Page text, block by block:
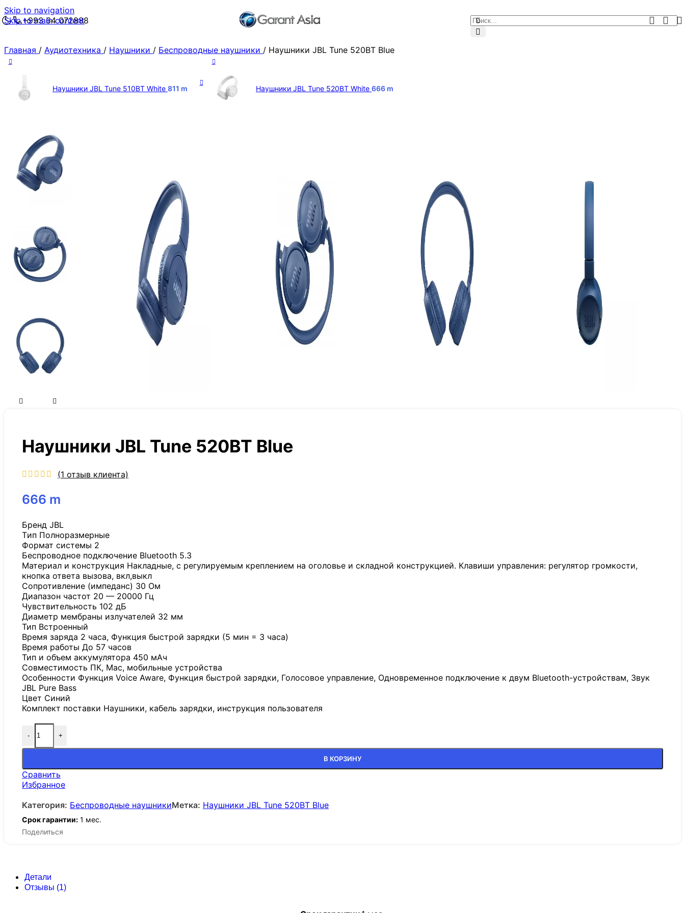
Skip to navigation
Skip to main content
+993 64 072888
Главная / Аудиотехника / Наушники / Беспроводные наушники / Наушники JBL Tune 520BT Blue
Наушники JBL Tune 510BT White 811 m Наушники JBL Tune 520BT White 666 m
Наушники JBL Tune 520BT Blue
(1 отзыв клиента)
666 m
Бренд JBL
Tип Полноразмерные
Формат системы 2
Беспроводное подключение Bluetooth 5.3
Материал и конструкция Накладные, с регулируемым креплением на оголовье и складной конструкцией. Клавиши управления: регулятор громкости,
кнопка ответа вызова, вкл,выкл
Сопротивление (импеданс) 30 Ом
Диапазон частот 20 — 20000 Гц
Чувствительность 102 дБ
Диаметр мембраны излучателей 32 мм
Тип Встроенный
Время заряда 2 часа, Функция быстрой зарядки (5 мин = 3 часа)
Время работы До 57 часов
Тип и объем аккумулятора 450 мАч
Совместимость ПК, Mac, мобильные устройства
Особенности Функция Voice Aware, Функция быстрой зарядки, Голосовое управление, Одновременное подключение к двум Bluetooth-устройствам, Звук
JBL Pure Bass
Цвет Синий
Комплект поставки Наушники, кабель зарядки, инструкция пользователя
- +
В КОРЗИНУ
Сравнить
Избранное
Категория: Беспроводные наушникиМетка: Наушники JBL Tune 520BT Blue
Срок гарантии: 1 мес.
Поделиться
Детали
Отзывы (1)